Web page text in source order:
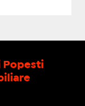
Popesti